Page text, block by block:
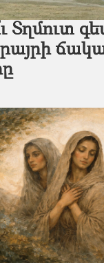
Տղմուտ